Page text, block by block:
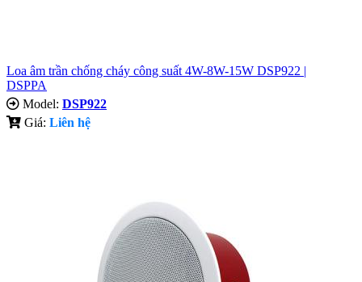
Loa âm trần chống cháy công suất 4W-8W-15W DSP922 |
DSPPA
Model: DSP922
Giá: Liên hệ